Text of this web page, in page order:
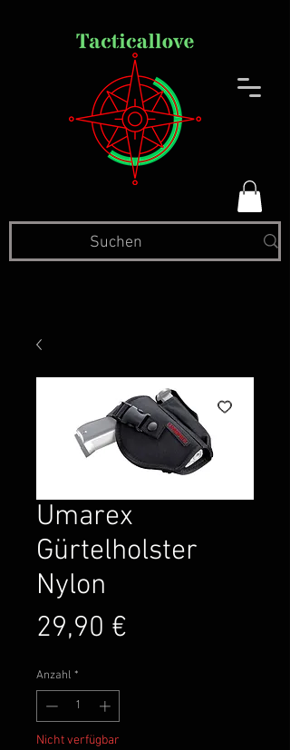
Umarex
Gürtelholster
Nylon
29,90 €
Anzahl *
Nicht verfügbar